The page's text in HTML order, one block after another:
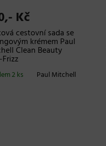
Kč
cestovní sada se
krémem Paul
Clean Beauty
Paul Mitchell
2 ks